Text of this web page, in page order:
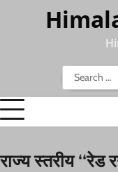
Search
for:
राज्य स्तरीय ‘‘रेड